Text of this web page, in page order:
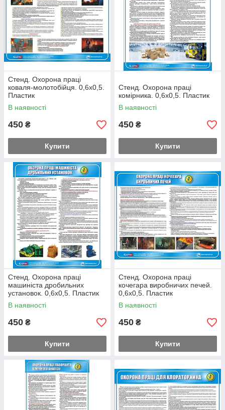
Стенд. Охорона праці
коваля-молотобійця. 0,6х0,5.
Пластик
В наявності
450 ₴
Купити
Стенд. Охорона праці
комірника. 0,6х0,5. Пластик
В наявності
450 ₴
Купити
Стенд. Охорона праці
машиніста дробильних
установок. 0,6х0,5. Пластик
В наявності
450 ₴
Купити
Стенд. Охорона праці
кочегара виробничих печей.
0,6х0,5. Пластик
В наявності
450 ₴
Купити